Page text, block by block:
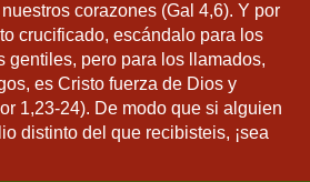
corazones (Gal 4,6). Y por
crucificado, escándalo para los
gentiles, pero para los llamados,
es Cristo fuerza de Dios y
1,23-24). De modo que si alguien
distinto del que recibisteis, ¡sea